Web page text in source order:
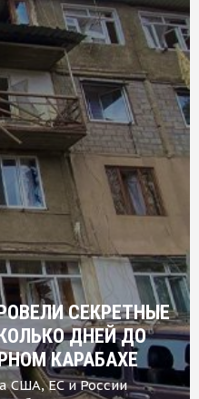
СЕКРЕТНЫЕ
ДНЕЙ ДО
КАРАБАХЕ
США, ЕС и России